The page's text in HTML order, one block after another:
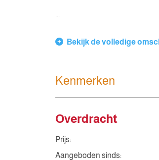
Bekijk de volledige
Kenmerken
Overdracht
Prijs:
Aangeboden sinds: